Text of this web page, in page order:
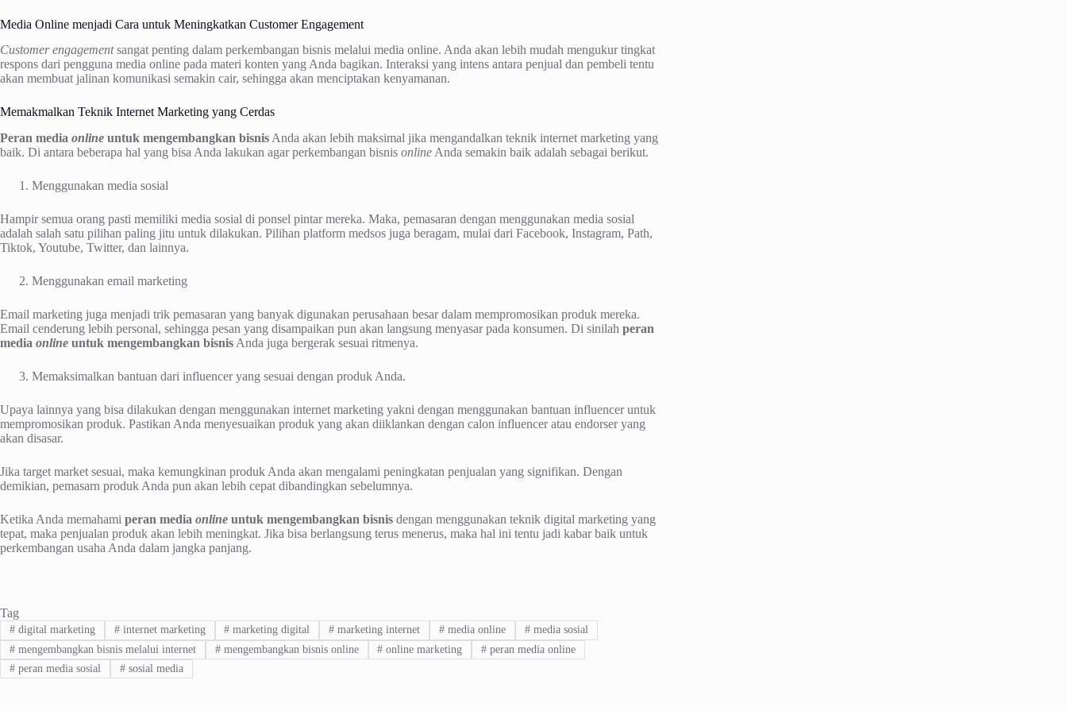
Media Online menjadi Cara untuk Meningkatkan Customer Engagement
Customer engagementsangat penting dalam perkembangan bisnis melalui media online. Anda akan lebih mudah mengukur tingkat
respons dari pengguna media online pada materi konten yang Anda bagikan. Interaksi yang intens antara penjual dan pembeli tentu
akan membuat jalinan komunikasi semakin cair, sehingga akan menciptakan kenyamanan.
Memakmalkan Teknik Internet Marketing yang Cerdas
Peran media online untuk mengembangkan bisnis Anda akan lebih maksimal jika mengandalkan teknik internet marketing yang
baik. Di antara beberapa hal yang bisa Anda lakukan agar perkembangan bisnis online Anda semakin baik adalah sebagai berikut.
Menggunakan media sosial
Hampir semua orang pasti memiliki media sosial di ponsel pintar mereka. Maka, pemasaran dengan menggunakan media sosial
adalah salah satu pilihan paling jitu untuk dilakukan. Pilihan platform medsos juga beragam, mulai dari Facebook, Instagram, Path,
Tiktok, Youtube, Twitter, dan lainnya.
Menggunakan email marketing
Email marketing juga menjadi trik pemasaran yang banyak digunakan perusahaan besar dalam mempromosikan produk mereka.
Email cenderung lebih personal, sehingga pesan yang disampaikan pun akan langsung menyasar pada konsumen. Di sinilah peran
media online untuk mengembangkan bisnis Anda juga bergerak sesuai ritmenya.
Memaksimalkan bantuan dari influencer yang sesuai dengan produk Anda.
Upaya lainnya yang bisa dilakukan dengan menggunakan internet marketing yakni dengan menggunakan bantuan influencer untuk
mempromosikan produk. Pastikan Anda menyesuaikan produk yang akan diiklankan dengan calon influencer atau endorser yang
akan disasar.
Jika target market sesuai, maka kemungkinan produk Anda akan mengalami peningkatan penjualan yang signifikan. Dengan
demikian, pemasarn produk Anda pun akan lebih cepat dibandingkan sebelumnya.
Ketika Anda memahami peran media online untuk mengembangkan bisnis dengan menggunakan teknik digital marketing yang
tepat, maka penjualan produk akan lebih meningkat. Jika bisa berlangsung terus menerus, maka hal ini tentu jadi kabar baik untuk
perkembangan usaha Anda dalam jangka panjang.
Tag
#digital marketing #internet marketing # marketing digital # marketing internet # media online #media sosial
#mengembangkan bisnis melalui internet #mengembangkan bisnis online # online marketing # peran media online
#peran media sosial #sosial media